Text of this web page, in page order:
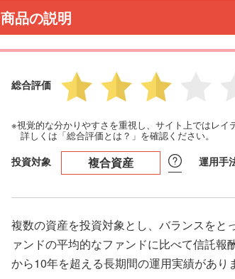
商品の説明
総合評価
※視覚的な分かりやすさを重視し、サイト上ではレイ
詳しくは「総合評価とは？」を確認ください。
投資対象 複合資産 運用手
複数の資産を投資対象とし、バランスをと
ァンドの平均的なファンドに比べて信託報
から10年を超える長期間の運用実績があり